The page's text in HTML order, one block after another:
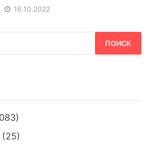
16.10.2022
(25)